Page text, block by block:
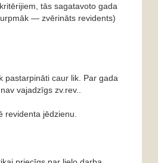
tās sagatavoto gada
— zvērināts revidents)
pastarpināti caur lik. Par gada
vajadzīgs zv.rev..
jēdzienu.